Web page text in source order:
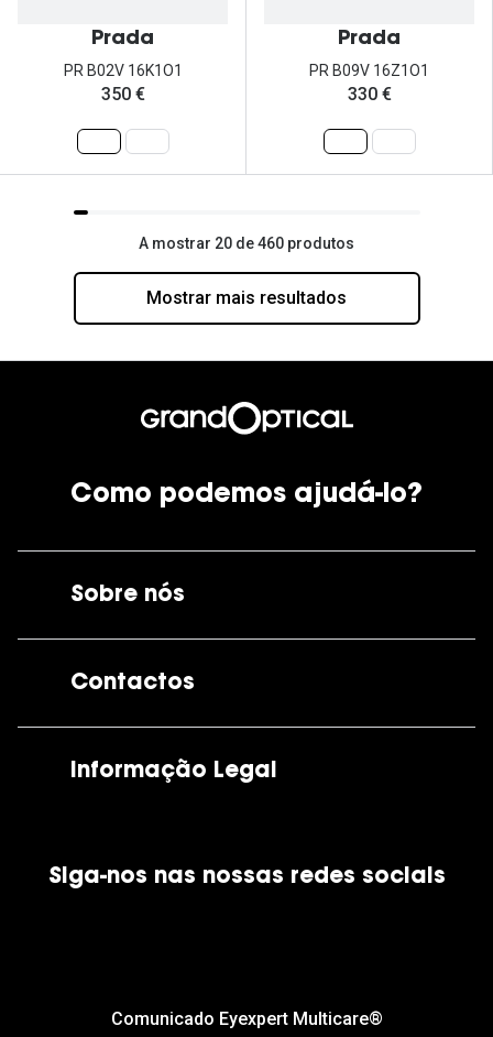
Prada
PR B02V 16K1O1
350 €
Prada
PR B09V 16Z1O1
330 €
A mostrar 20 de 460 produtos
Mostrar mais resultados
Como podemos ajudá-lo?
Sobre nós
Contactos
Informação Legal
Política de Cookies
Siga-nos nas nossas redes sociais
Comunicado Eyexpert Multicare®